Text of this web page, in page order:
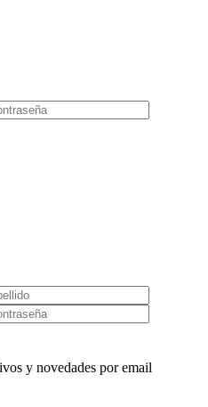
y novedades por email